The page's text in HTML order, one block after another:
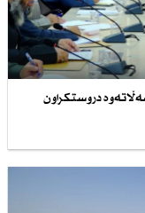
دروستكراون